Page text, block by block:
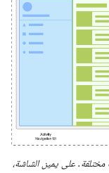
على يمين الشاشة،